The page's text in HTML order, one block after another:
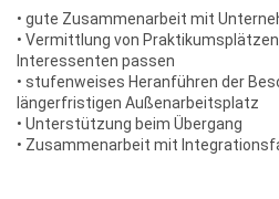
• gute Zusammenarbeit mit
• Vermittlung von
Interessenten passen
• stufenweises Heranführen der
längerfristigen Außenarbeitsplatz
• Unterstützung beim Übergang
• Zusammenarbeit mit